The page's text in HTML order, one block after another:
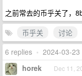
之前常去的币乎关了，
币乎关
讨论
6 replies • 2024-03-
horek Dec 11,